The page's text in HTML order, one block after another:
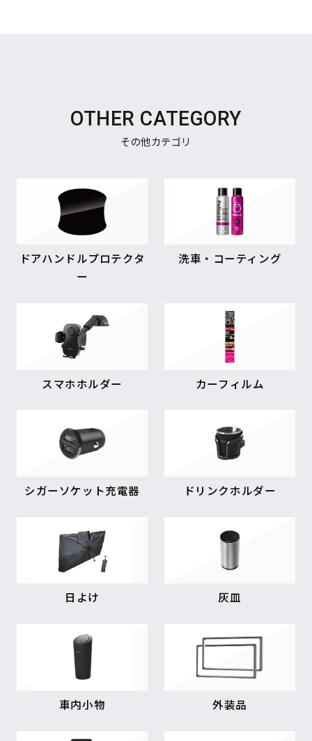
OTHER CATEGORY
その他カテゴリ
ドアハンドルプロテクタ
ー
洗車・コーティング
スマホホルダー カーフィルム
シガーソケット充電器 ドリンクホルダー
日よけ 灰皿
車内小物 外装品